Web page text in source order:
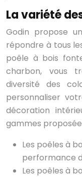
La variété
Godin propose
répondre à tous
poêle à bois
charbon, vous
diversité des
personnaliser
décoration
gammes
Les poêles à
performance
Les poêles à